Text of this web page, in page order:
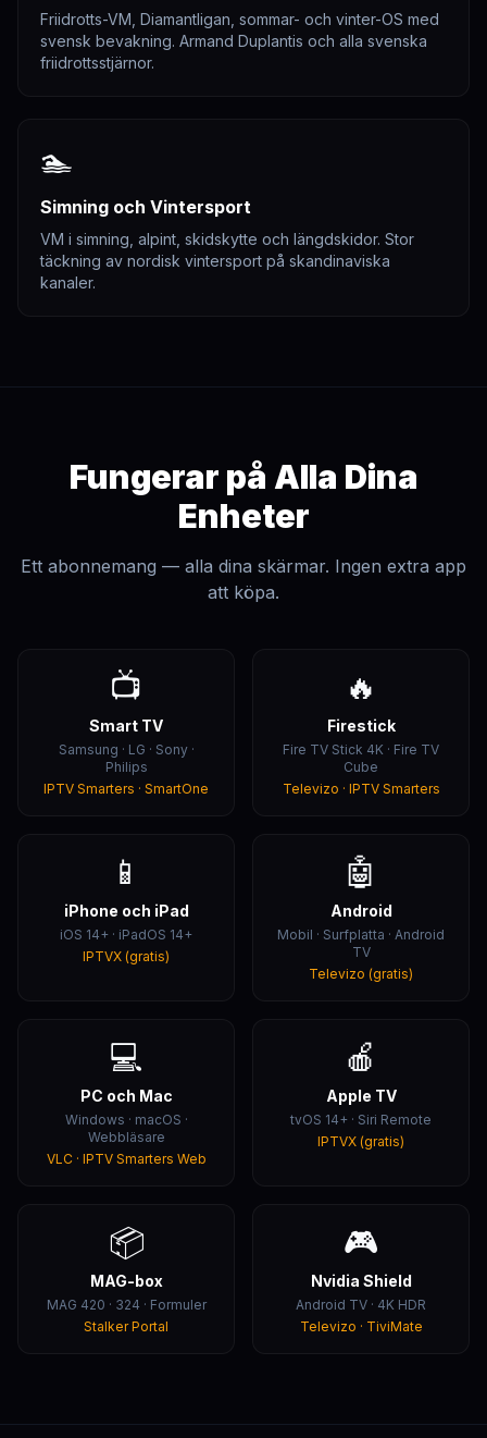
Friidrotts-VM, Diamantligan, sommar- och vinter-OS med
svensk bevakning. Armand Duplantis och alla svenska
friidrottsstjärnor.
🏊
Simning och Vintersport
VM i simning, alpint, skidskytte och längdskidor. Stor
täckning av nordisk vintersport på skandinaviska
kanaler.
Fungerar på Alla Dina
Enheter
Ett abonnemang — alla dina skärmar. Ingen extra app
att köpa.
📺
Smart TV
Samsung · LG · Sony ·
Philips
IPTV Smarters · SmartOne
🔥
Firestick
Fire TV Stick 4K · Fire TV
Cube
Televizo · IPTV Smarters
📱
iPhone och iPad
iOS 14+ · iPadOS 14+
IPTVX (gratis)
🤖
Android
Mobil · Surfplatta · Android
TV
Televizo (gratis)
💻
PC och Mac
Windows · macOS ·
Webbläsare
VLC · IPTV Smarters Web
🍎
Apple TV
tvOS 14+ · Siri Remote
IPTVX (gratis)
📦
MAG-box
MAG 420 · 324 · Formuler
Stalker Portal
🎮
Nvidia Shield
Android TV · 4K HDR
Televizo · TiviMate